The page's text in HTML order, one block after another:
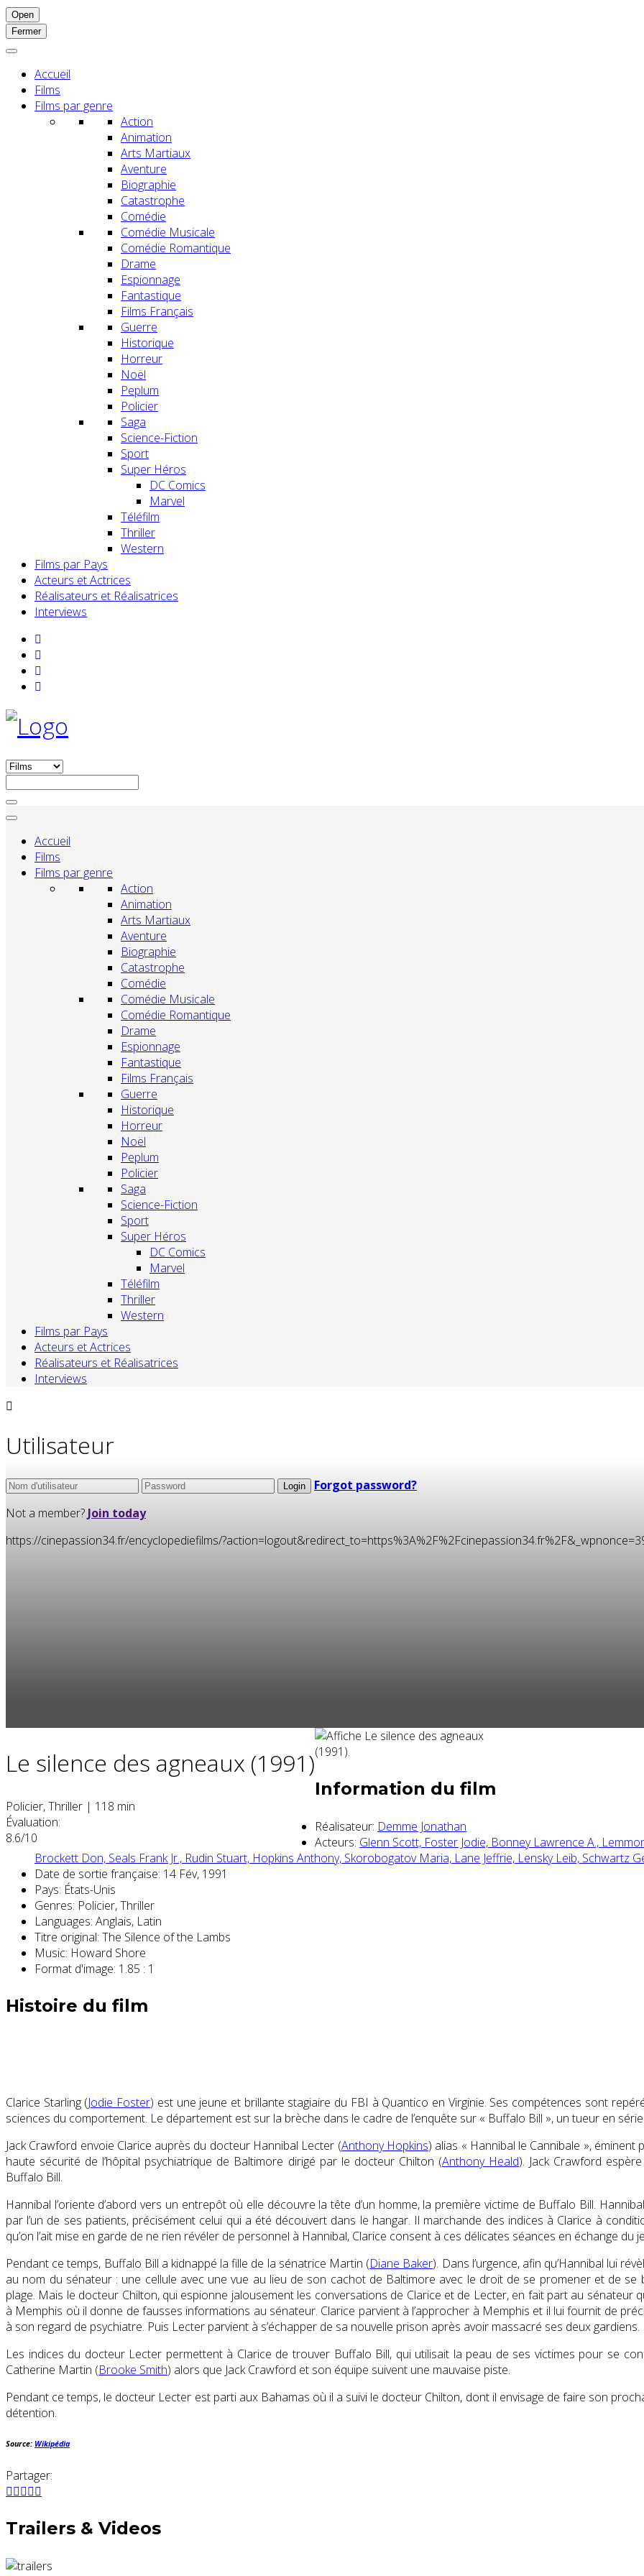
Open
Fermer
Accueil
Films
Films par genre
Action
Animation
Arts Martiaux
Aventure
Biographie
Catastrophe
Comédie
Comédie Musicale
Comédie Romantique
Drame
Espionnage
Fantastique
Films Français
Guerre
Historique
Horreur
Noël
Peplum
Policier
Saga
Science-Fiction
Sport
Super Héros
DC Comics
Marvel
Téléfilm
Thriller
Western
Films par Pays
Acteurs et Actrices
Réalisateurs et Réalisatrices
Interviews
Accueil
Films
Films par genre
Action
Animation
Arts Martiaux
Aventure
Biographie
Catastrophe
Comédie
Comédie Musicale
Comédie Romantique
Drame
Espionnage
Fantastique
Films Français
Guerre
Historique
Horreur
Noël
Peplum
Policier
Saga
Science-Fiction
Sport
Super Héros
DC Comics
Marvel
Téléfilm
Thriller
Western
Films par Pays
Acteurs et Actrices
Réalisateurs et Réalisatrices
Interviews
Utilisateur
Forgot password?
Not a member? Join today
https://cinepassion34.fr/encyclopediefilms/
Le silence des agneaux (1991)
Policier, Thriller | 118 min
Évaluation:
8.6/10
Information du film
Réalisateur: Demme Jonathan
Acteurs: Glenn Scott, Foster Jodie, Bonney Lawrence A.,
Brockett Don, Seals Frank Jr., Rudin Stuart, Hopkins Anthony, Skorobogatov Maria, Lane Jeffrie, Lensky Leib, Schwartz
Date de sortie française: 14 Fév, 1991
Pays: États-Unis
Genres: Policier, Thriller
Languages: Anglais, Latin
Titre original: The Silence of the Lambs
Music: Howard Shore
Format d'image: 1.85 : 1
Histoire du film
Clarice Starling (Jodie Foster) est une jeune et brillante stagiaire du FBI à Quantico en Virginie. Ses compétences sont
sciences du comportement. Le département est sur la brèche dans le cadre de l’enquête sur « Buffalo Bill », un tueur en
Jack Crawford envoie Clarice auprès du docteur Hannibal Lecter (Anthony Hopkins) alias « Hannibal le Cannibale »,
haute sécurité de l’hôpital psychiatrique de Baltimore dirigé par le docteur Chilton (Anthony Heald). Jack Crawford
Buffalo Bill.
Hannibal l’oriente d’abord vers un entrepôt où elle découvre la tête d’un homme, la première victime de Buffalo Bill.
par l’un de ses patients, précisément celui qui a été découvert dans le hangar. Il marchande des indices à Clarice à
qu’on l’ait mise en garde de ne rien révéler de personnel à Hannibal, Clarice consent à ces délicates séances en échange du
Pendant ce temps, Buffalo Bill a kidnappé la fille de la sénatrice Martin (Diane Baker). Dans l’urgence, afin qu’Hannibal lui
au nom du sénateur : une cellule avec une vue au lieu de son cachot de Baltimore avec le droit de se promener et de
plage. Mais le docteur Chilton, qui espionne jalousement les conversations de Clarice et de Lecter, en fait part au
à Memphis où il donne de fausses informations au sénateur. Clarice parvient à l’approcher à Memphis et il lui fournit de
à son regard de psychiatre. Puis Lecter parvient à s’échapper de sa nouvelle prison après avoir massacré ses deux gardiens.
Les indices du docteur Lecter permettent à Clarice de trouver Buffalo Bill, qui utilisait la peau de ses victimes pour se
Catherine Martin (Brooke Smith) alors que Jack Crawford et son équipe suivent une mauvaise piste.
Pendant ce temps, le docteur Lecter est parti aux Bahamas où il a suivi le docteur Chilton, dont il envisage de faire son
détention.
Source: Wikipédia
Partager:
Trailers & Videos